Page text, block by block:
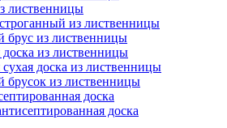
лиственницы
из лиственницы
брус из лиственницы
доска из лиственницы
доска из лиственницы
брусок из лиственницы
доска
доска